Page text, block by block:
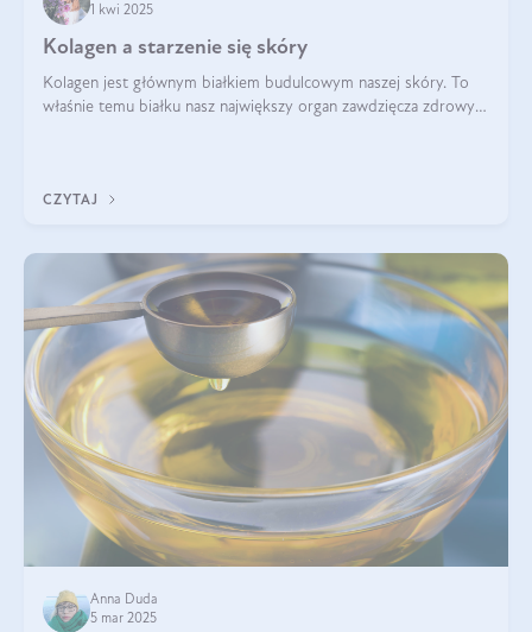
1 kwi 2025
Kolagen a starzenie się skóry
Kolagen jest głównym białkiem budulcowym naszej skóry. To
właśnie temu białku nasz największy organ zawdzięcza zdrowy
CZYTAJ
Anna Duda
5 mar 2025